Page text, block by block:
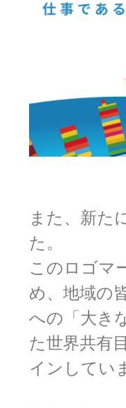
また、新た
た。
このロゴマ
め、地域の
への「大き
た世界共有
インしてい